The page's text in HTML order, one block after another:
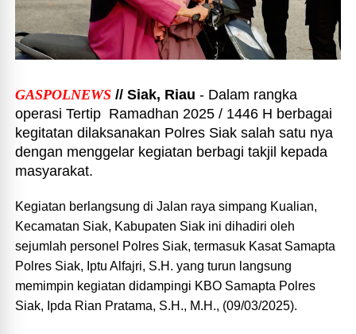
GASPOLNEWS // Siak, Riau - Dalam rangka
operasi Tertip Ramadhan 2025 / 1446 H berbagai
kegitatan dilaksanakan Polres Siak salah satu nya
dengan menggelar kegiatan berbagi takjil kepada
masyarakat.
Kegiatan berlangsung di Jalan raya simpang Kualian,
Kecamatan Siak, Kabupaten Siak ini dihadiri oleh
sejumlah personel Polres Siak, termasuk Kasat Samapta
Polres Siak, Iptu Alfajri, S.H. yang turun langsung
memimpin kegiatan didampingi KBO Samapta Polres
Siak, Ipda Rian Pratama, S.H., M.H., (09/03/2025).